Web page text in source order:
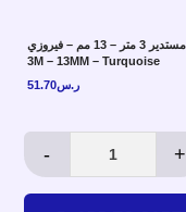
زولكس مشد نايلون مستدير 3 متر – 13 مم – فيروزي – Zolux Round Nylon Leash
3M – 13MM – Turquoise
ر.س51.70
- +